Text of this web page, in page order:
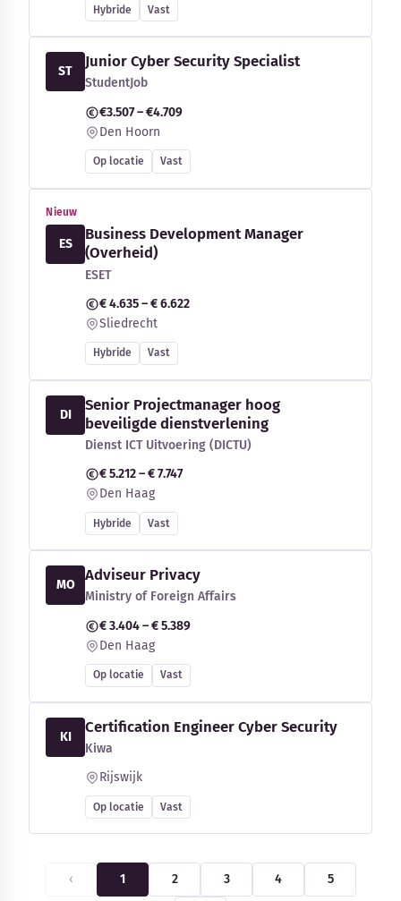
Hybride Vast
ST
Junior Cyber Security Specialist
StudentJob
€3.507 – €4.709
Den Hoorn
Op locatie Vast
Nieuw
ES
Business Development Manager
(Overheid)
ESET
€ 4.635 – € 6.622
Sliedrecht
Hybride Vast
DI
Senior Projectmanager hoog
beveiligde dienstverlening
Dienst ICT Uitvoering (DICTU)
€ 5.212 – € 7.747
Den Haag
Hybride Vast
MO
Adviseur Privacy
Ministry of Foreign Affairs
€ 3.404 – € 5.389
Den Haag
Op locatie Vast
KI
Certification Engineer Cyber Security
Kiwa
Rijswijk
Op locatie Vast
‹ 1 2 3 4 5